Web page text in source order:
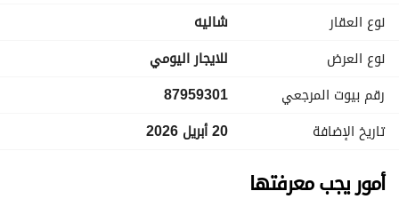
نوع العقار
شاليه
نوع العرض
للايجار اليومي
رقم بيوت المرجعي
87959301
تاريخ الإضافة
20 أبريل 2026
أمور يجب معرفتها